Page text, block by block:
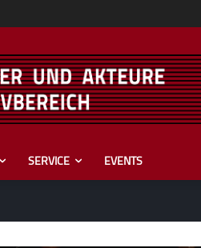
SERVICE EVENTS